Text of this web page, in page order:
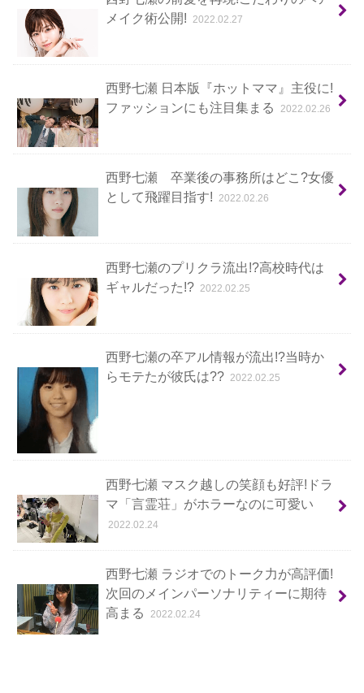
メイク術公開!
2022.02.27
西野七瀬 日本版『ホットママ』主役に!
ファッションにも注目集まる
2022.02.26
西野七瀬 卒業後の事務所はどこ?女優
として飛躍目指す!
2022.02.26
西野七瀬のプリクラ流出!?高校時代は
ギャルだった!?
2022.02.25
西野七瀬の卒アル情報が流出!?当時か
らモテたが彼氏は??
2022.02.25
西野七瀬 マスク越しの笑顔も好評!ドラ
マ「言霊荘」がホラーなのに可愛い
2022.02.24
西野七瀬 ラジオでのトーク力が高評価!
次回のメインパーソナリティーに期待
高まる
2022.02.24